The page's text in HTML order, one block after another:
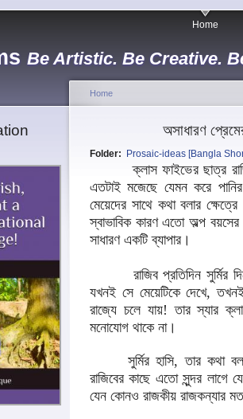
Be Artistic. Be Creative.
Home
Home
অসাধারণ
Folder: Prosaic-ideas [Bangla
ক্লাস ফাইভের ছাত্র রাজিব
এতটাই মজেছে যেমন করে
মেয়েদের সাথে কথা বলার
স্বাভাবিক কারণ এতো অল্প
সাধারণ একটি ব্যাপার।
রাজিব প্রতিদিন সুর্মির
যখনই সে মেয়েটিকে দেখে,
রাজ্যে চলে যায়! তার স্যার
মনোযোগ থাকে না।
সুর্মির হাসি, তার কথা
রাজিবের কাছে এতো সুন্দর লাগে
যেন কোনও রাজকীয় রাজকন্যার